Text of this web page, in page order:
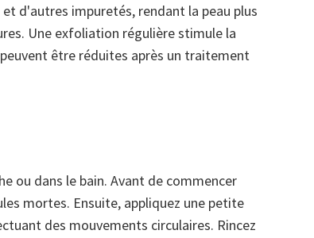
d'autres impuretés, rendant la peau plus
Une exfoliation régulière stimule la
être réduites après un traitement
ou dans le bain. Avant de commencer
mortes. Ensuite, appliquez une petite
des mouvements circulaires. Rincez